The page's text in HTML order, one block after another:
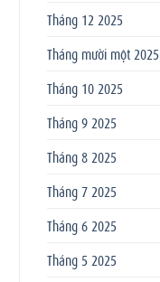
Tháng 12 2025
Tháng mười một 2025
Tháng 10 2025
Tháng 9 2025
Tháng 8 2025
Tháng 7 2025
Tháng 6 2025
Tháng 5 2025